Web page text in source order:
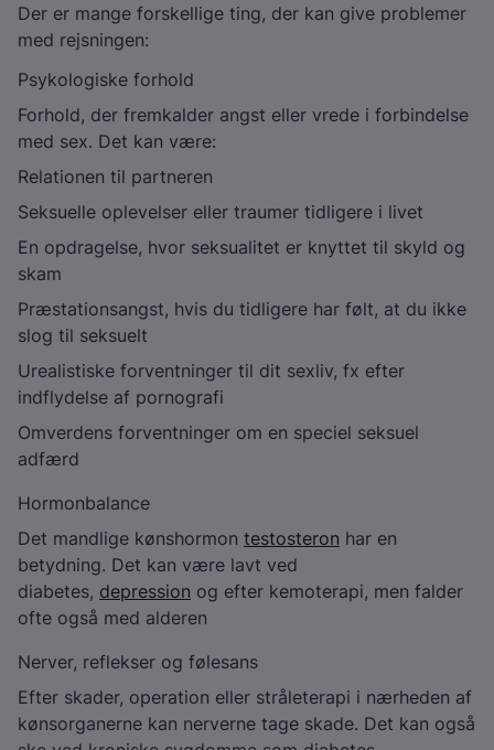
Der er mange forskellige ting, der kan give problemer
med rejsningen:
Psykologiske forhold
Forhold, der fremkalder angst eller vrede i forbindelse
med sex. Det kan være:
Relationen til partneren
Seksuelle oplevelser eller traumer tidligere i livet
En opdragelse, hvor seksualitet er knyttet til skyld og
skam
Præstationsangst, hvis du tidligere har følt, at du ikke
slog til seksuelt
Urealistiske forventninger til dit sexliv, fx efter
indflydelse af pornografi
Omverdens forventninger om en speciel seksuel
adfærd
Hormonbalance
Det mandlige kønshormon testosteron har en
betydning. Det kan være lavt ved
diabetes, depression og efter kemoterapi, men falder
ofte også med alderen
Nerver, reflekser og følesans
Efter skader, operation eller stråleterapi i nærheden af
kønsorganerne kan nerverne tage skade. Det kan også